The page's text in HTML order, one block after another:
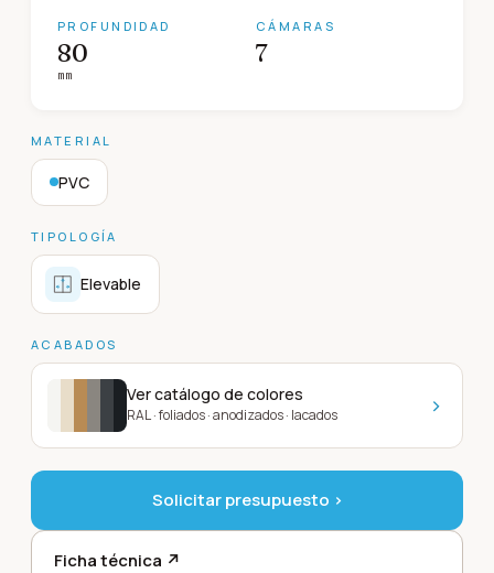
PROFUNDIDAD
80
mm
CÁMARAS
7
MATERIAL
PVC
TIPOLOGÍA
Elevable
ACABADOS
Ver catálogo de colores
RAL · foliados · anodizados · lacados ›
Solicitar presupuesto ›
Ficha técnica ↗